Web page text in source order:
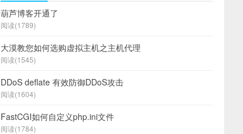
葫芦博客开通了
阅读(1789)
大漠教您如何选购虚拟主机之主机代理
阅读(1545)
DDoS deflate 有效防御DDoS攻击
阅读(1604)
FastCGI如何自定义php.ini文件
阅读(1784)